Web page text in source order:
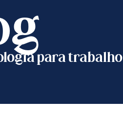
para trabalho